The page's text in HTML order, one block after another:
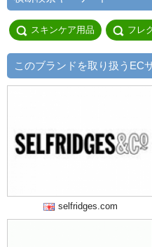
スキンケア用品 フレ
このブランドを取り扱うEC
selfridges.com